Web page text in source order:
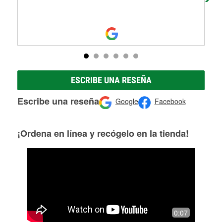
ESCRIBE UNA RESEÑA
Escribe una reseña Google Facebook
¡Ordena en línea y recógelo en la tienda!
0:07